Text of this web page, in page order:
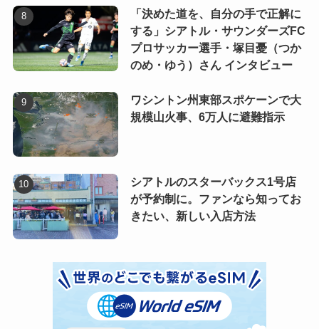
「決めた道を、自分の手で正解に
する」シアトル・サウンダーズFC
プロサッカー選手・塚目憂（つか
のめ・ゆう）さん インタビュー
ワシントン州東部スポケーンで大
規模山火事、6万人に避難指示
シアトルのスターバックス1号店
が予約制に。ファンなら知ってお
きたい、新しい入店方法